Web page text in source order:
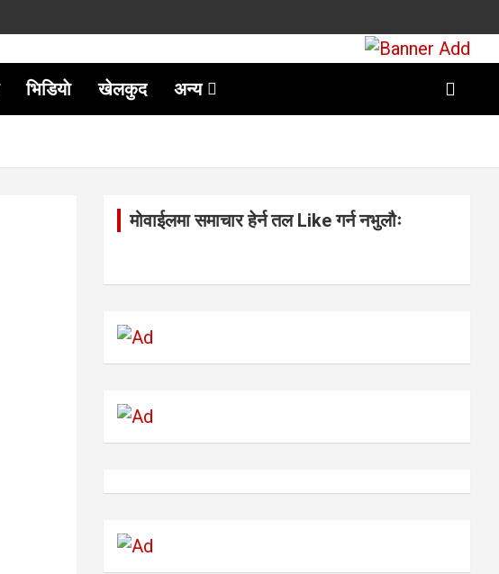
भिडियाे खेलकुद अन्य
मोवाईलमा समाचार हेर्न तल Like गर्न नभुलौः